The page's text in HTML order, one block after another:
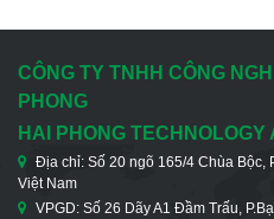
CÔNG TY TNHH CÔNG
PHONG
HAI PHONG
Địa chỉ: Số 20 ngõ 165/4 Chùa Bộc,
Việt Nam
VPGD: Số 26 Dãy A1 Đầm Trấu,